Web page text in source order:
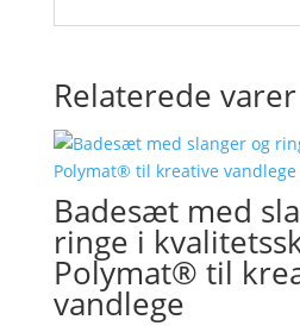
Relaterede varer
Badesæt med
ringe i
Polymat® til
vandlege